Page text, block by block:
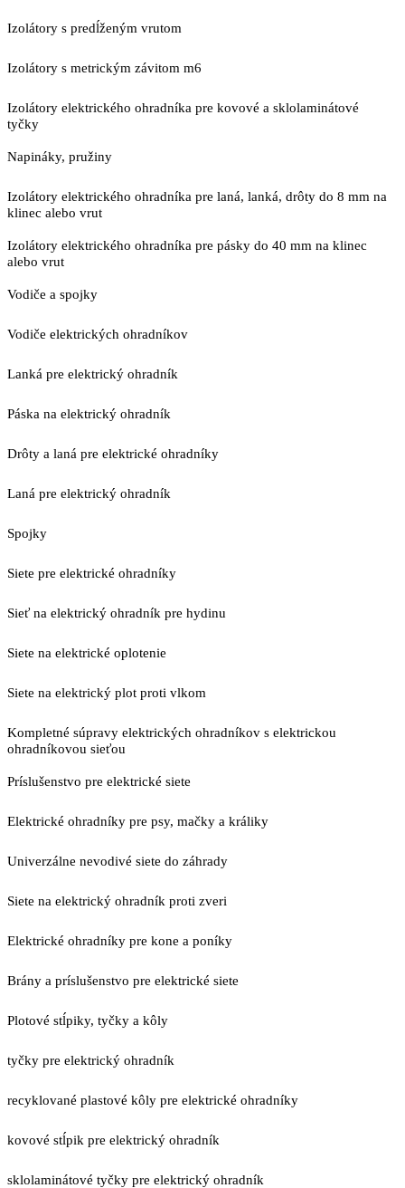
Izolátory s predĺženým vrutom
Izolátory s metrickým závitom m6
Izolátory elektrického ohradníka pre kovové a sklolaminátové
tyčky
Napináky, pružiny
Izolátory elektrického ohradníka pre laná, lanká, drôty do 8 mm na
klinec alebo vrut
Izolátory elektrického ohradníka pre pásky do 40 mm na klinec
alebo vrut
Vodiče a spojky
Vodiče elektrických ohradníkov
Lanká pre elektrický ohradník
Páska na elektrický ohradník
Drôty a laná pre elektrické ohradníky
Laná pre elektrický ohradník
Spojky
Siete pre elektrické ohradníky
Sieť na elektrický ohradník pre hydinu
Siete na elektrické oplotenie
Siete na elektrický plot proti vlkom
Kompletné súpravy elektrických ohradníkov s elektrickou
ohradníkovou sieťou
Príslušenstvo pre elektrické siete
Elektrické ohradníky pre psy, mačky a králiky
Univerzálne nevodivé siete do záhrady
Siete na elektrický ohradník proti zveri
Elektrické ohradníky pre kone a poníky
Brány a príslušenstvo pre elektrické siete
Plotové stĺpiky, tyčky a kôly
tyčky pre elektrický ohradník
recyklované plastové kôly pre elektrické ohradníky
kovové stĺpik pre elektrický ohradník
sklolaminátové tyčky pre elektrický ohradník